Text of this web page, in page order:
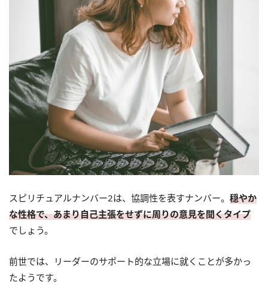
スピリチュアルナンバー2は、協調性を表すナンバー。 穏やか
な性格で、あまり自己主張をせずに周りの意見を聞くタイプ
でしょう。
前世では、リーダーのサポート的な立場に就くことが多かっ
たようです。